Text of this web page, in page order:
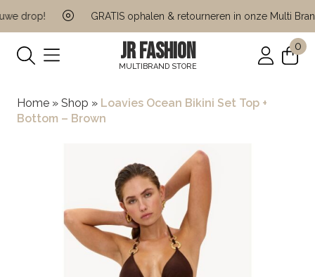
drop! GRATIS ophalen & retourneren in onze Multi Brand
JR FASHION
MULTIBRAND STORE
0
Home » Shop » Loavies Ocean Bikini Set Top +
Bottom – Brown